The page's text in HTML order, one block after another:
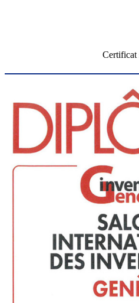
Certificat